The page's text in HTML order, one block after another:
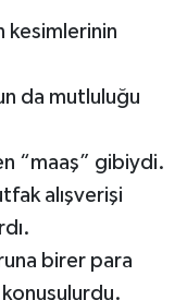
kesimlerinin
da mutluluğu
“maaş” gibiydi.
alışverişi
birer para
konuşulurdu.